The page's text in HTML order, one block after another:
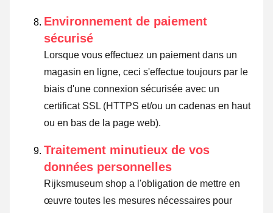
Environnement de paiement
sécurisé
Lorsque vous effectuez un paiement dans un
magasin en ligne, ceci s'effectue toujours par le
biais d'une connexion sécurisée avec un
certificat SSL (HTTPS et/ou un cadenas en haut
ou en bas de la page web).
Traitement minutieux de vos
données personnelles
Rijksmuseum shop a l'obligation de mettre en
œuvre toutes les mesures nécessaires pour